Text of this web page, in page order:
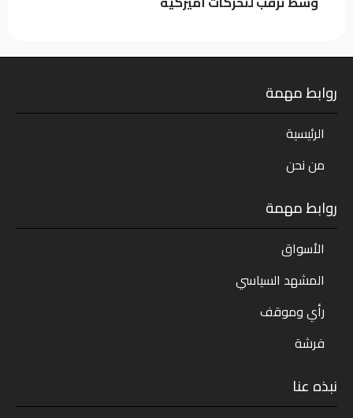
روابط مهمة
الرئيسية
من نحن
روابط مهمة
الأسواق
المشهد السياسي
رأي وموقف
فرشة
نبذه عنا